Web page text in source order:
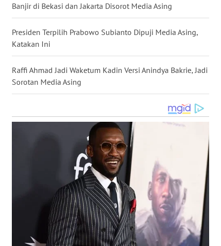
Banjir di Bekasi dan Jakarta Disorot Media Asing
Presiden Terpilih Prabowo Subianto Dipuji Media Asing,
Katakan Ini
Raffi Ahmad Jadi Waketum Kadin Versi Anindya Bakrie, Jadi
Sorotan Media Asing
WN
WN
JATIM
WN
BALI
WN
KALSEL